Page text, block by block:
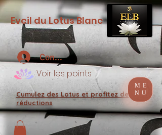
Eveil du Lotus Blanc
Connexion
Cumulez des Lotus et profitez de
réductions
Voir les points
ME
NU